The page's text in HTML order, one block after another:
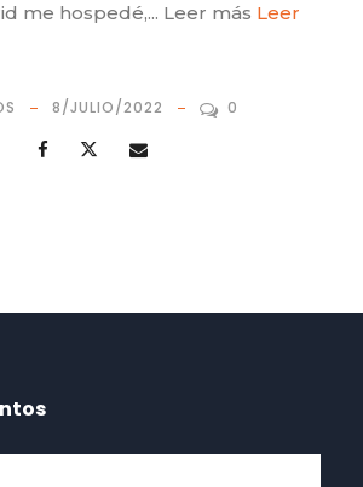
me hospedé,... Leer más Leer
8/JULIO/2022 0